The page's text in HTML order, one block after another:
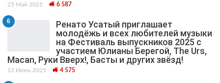
25 Май 2021 6 587
6
Ренато Усатый приглашает
молодёжь и всех любителей музыки
на Фестиваль выпускников 2025 с
участием Юлианы Берегой, The Urs,
Macan, Руки Вверх!, Басты и других звёзд!
12 Июнь 2025 4 575